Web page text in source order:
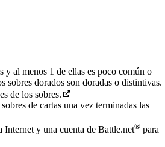
y al menos 1 de ellas es poco común o
sobres dorados son doradas o distintivas.
de los sobres.
de cartas una vez terminadas las
Internet y una cuenta de Battle.net® para